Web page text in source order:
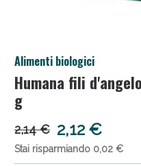
Alimenti biologici
Humana fili
g
2,14 € 2,12 €
Stai risparmiando 0,02 €
Anticellulite e